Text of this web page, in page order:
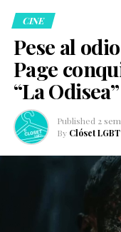
CINE
Pese al
Page
“La Odisea”
Published 2
By Clóset LGBT